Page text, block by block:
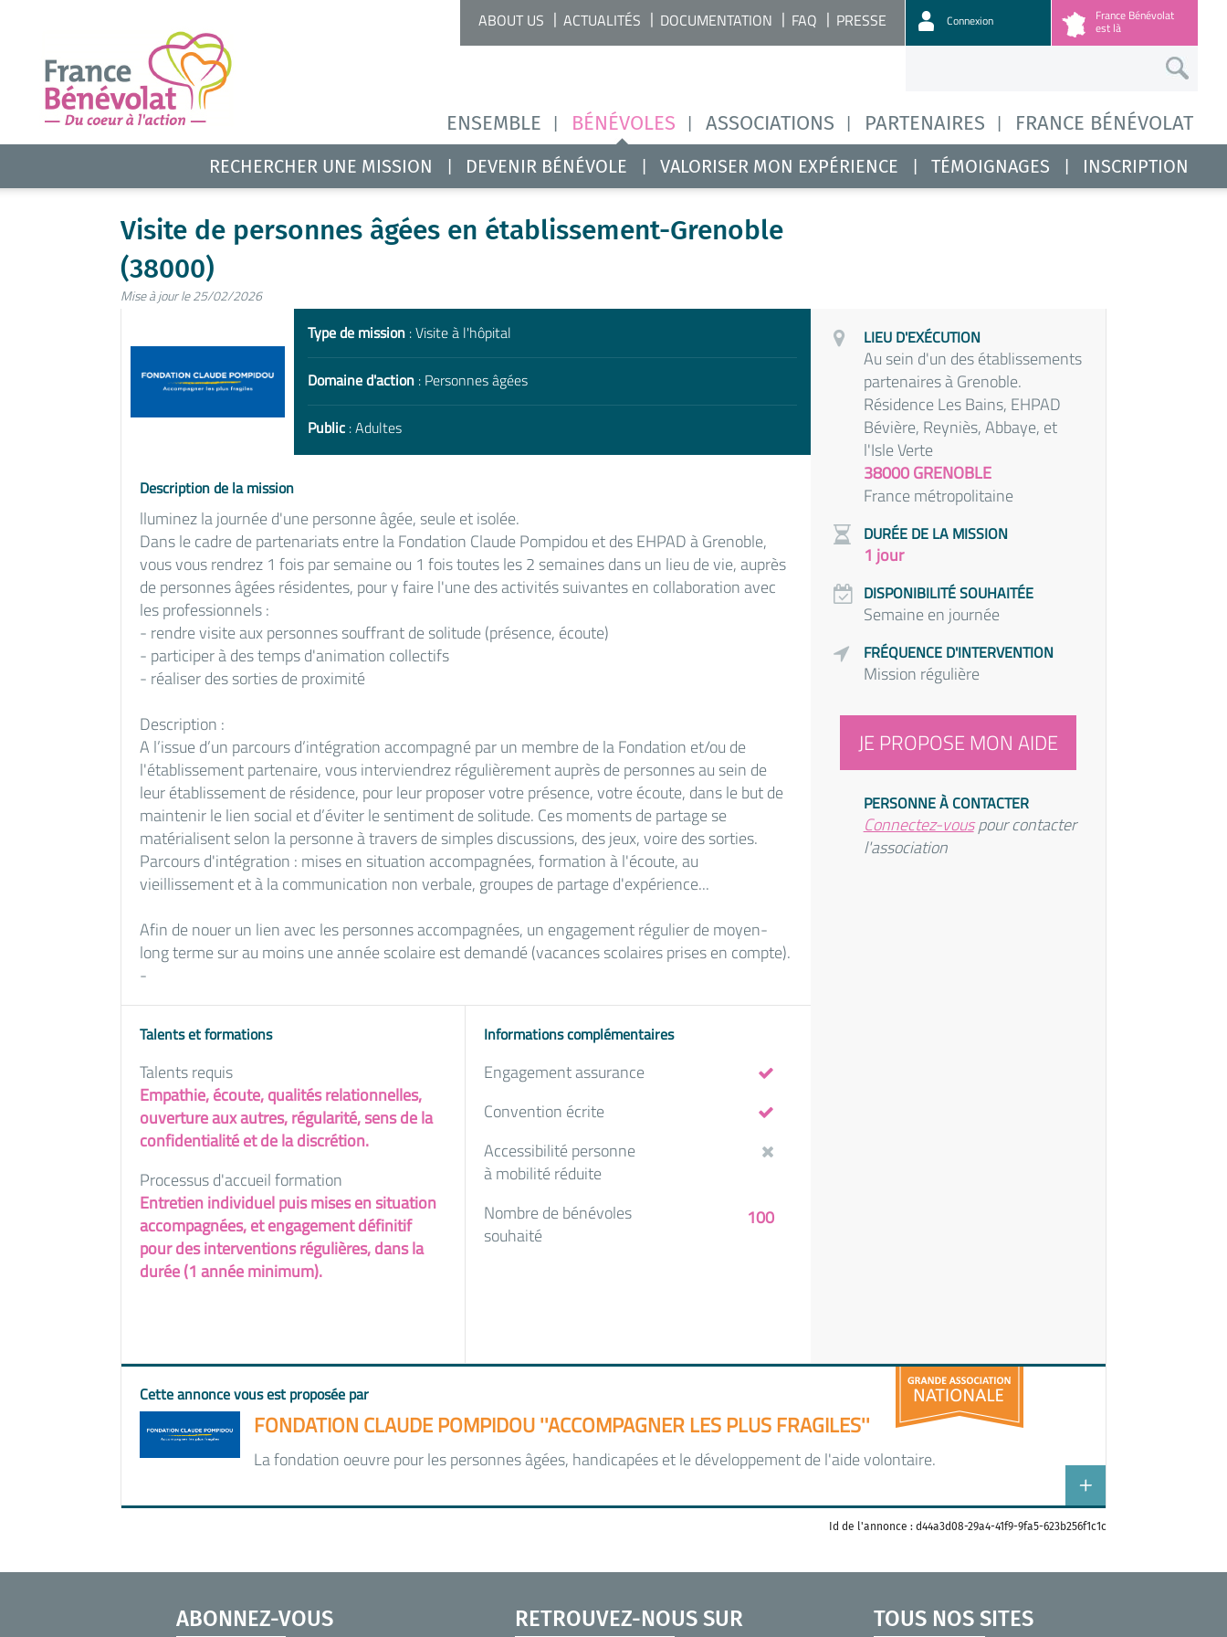
ENSEMBLE BÉNÉVOLES ASSOCIATIONS PARTENAIRES FRANCE BÉNÉVOLAT
ABOUT US ACTUALITÉS DOCUMENTATION FAQ PRESSE Connexion France Bénévolat
est là
RECHERCHER UNE MISSION DEVENIR BÉNÉVOLE VALORISER MON EXPÉRIENCE TÉMOIGNAGES INSCRIPTION
Visite de personnes âgées en établissement-Grenoble
(38000)
Mise à jour le 25/02/2026
Type de mission: Visite à l'hôpital
Domaine d'action: Personnes âgées
Public: Adultes
Description de la mission
lluminez la journée d'une personne âgée, seule et isolée.
Dans le cadre de partenariats entre la Fondation Claude Pompidou et des EHPAD à Grenoble,
vous vous rendrez 1 fois par semaine ou 1 fois toutes les 2 semaines dans un lieu de vie, auprès
de personnes âgées résidentes, pour y faire l'une des activités suivantes en collaboration avec
les professionnels :
- rendre visite aux personnes souffrant de solitude (présence, écoute)
- participer à des temps d'animation collectifs
- réaliser des sorties de proximité
Description :
A l’issue d’un parcours d’intégration accompagné par un membre de la Fondation et/ou de
l'établissement partenaire, vous interviendrez régulièrement auprès de personnes au sein de
leur établissement de résidence, pour leur proposer votre présence, votre écoute, dans le but de
maintenir le lien social et d’éviter le sentiment de solitude. Ces moments de partage se
matérialisent selon la personne à travers de simples discussions, des jeux, voire des sorties.
Parcours d'intégration : mises en situation accompagnées, formation à l'écoute, au
vieillissement et à la communication non verbale, groupes de partage d'expérience...
Afin de nouer un lien avec les personnes accompagnées, un engagement régulier de moyen-
long terme sur au moins une année scolaire est demandé (vacances scolaires prises en compte).
-
Talents et formations
Talents requis
Empathie, écoute, qualités relationnelles,
ouverture aux autres, régularité, sens de la
confidentialité et de la discrétion.
Processus d'accueil formation
Entretien individuel puis mises en situation
accompagnées, et engagement définitif
pour des interventions régulières, dans la
durée (1 année minimum).
Informations complémentaires
Engagement assurance
Convention écrite
Accessibilité personne
à mobilité réduite
100
Nombre de bénévoles
souhaité
LIEU D'EXÉCUTION
Au sein d'un des établissements
partenaires à Grenoble.
Résidence Les Bains, EHPAD
Bévière, Reyniès, Abbaye, et
l'Isle Verte
38000 GRENOBLE
France métropolitaine
DURÉE DE LA MISSION
1 jour
DISPONIBILITÉ SOUHAITÉE
Semaine en journée
FRÉQUENCE D'INTERVENTION
Mission régulière
JE PROPOSE MON AIDE
PERSONNE À CONTACTER
Connectez-vouspour contacter
l'association
Cette annonce vous est proposée par
FONDATION CLAUDE POMPIDOU ''ACCOMPAGNER LES PLUS FRAGILES''
La fondation oeuvre pour les personnes âgées, handicapées et le développement de l'aide volontaire.
Id de l'annonce : d44a3d08-29a4-41f9-9fa5-623b256f1c1c
ABONNEZ-VOUS RETROUVEZ-NOUS SUR TOUS NOS SITES